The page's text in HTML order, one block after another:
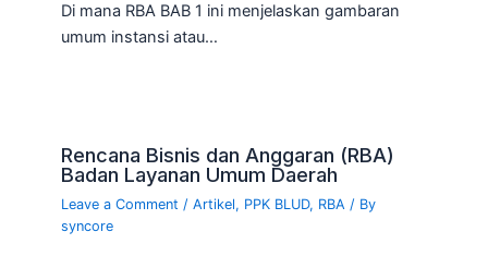
Di mana RBA BAB 1 ini menjelaskan gambaran
umum instansi atau…
Rencana Bisnis dan Anggaran (RBA)
Badan Layanan Umum Daerah
Leave a Comment /Artikel, PPK BLUD, RBA / By
syncore